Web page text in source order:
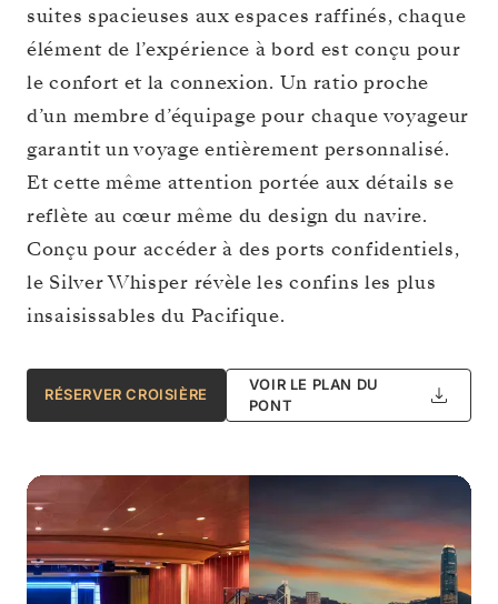
suites spacieuses aux espaces raffinés, chaque
élément de l’expérience à bord est conçu pour
le confort et la connexion. Un ratio proche
d’un membre d’équipage pour chaque voyageur
garantit un voyage entièrement personnalisé.
Et cette même attention portée aux détails se
reflète au cœur même du design du navire.
Conçu pour accéder à des ports confidentiels,
le Silver Whisper révèle les confins les plus
insaisissables du Pacifique.
RÉSERVER CROISIÈRE
VOIR LE PLAN DU
PONT